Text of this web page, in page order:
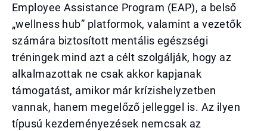
Employee Assistance Program (EAP), a belső
„wellness hub” platformok, valamint a vezetők
számára biztosított mentális egészségi
tréningek mind azt a célt szolgálják, hogy az
alkalmazottak ne csak akkor kapjanak
támogatást, amikor már krízishelyzetben
vannak, hanem megelőző jelleggel is. Az ilyen
típusú kezdeményezések nemcsak az